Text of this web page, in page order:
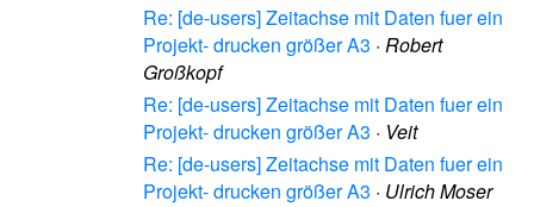
Re: [de-users] Zeitachse mit Daten fuer ein
Projekt- drucken größer A3 · Robert
Großkopf
Re: [de-users] Zeitachse mit Daten fuer ein
Projekt- drucken größer A3 · Veit
Re: [de-users] Zeitachse mit Daten fuer ein
Projekt- drucken größer A3 · Ulrich Moser